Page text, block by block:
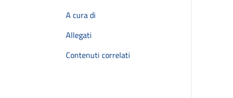
A cura di
Allegati
Contenuti correlati